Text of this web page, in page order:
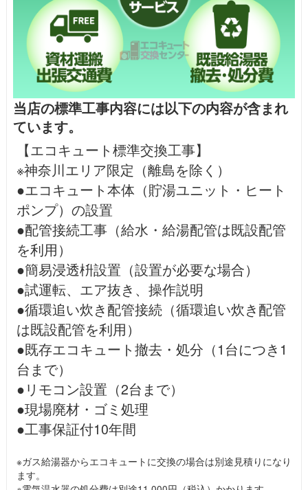
当店の標準工事内容には以下の内容が含まれ
ています。
【エコキュート標準交換工事】
※神奈川エリア限定（離島を除く）
●エコキュート本体（貯湯ユニット・ヒート
ポンプ）の設置
●配管接続工事（給水・給湯配管は既設配管
を利用）
●簡易浸透枡設置（設置が必要な場合）
●試運転、エア抜き、操作説明
●循環追い炊き配管接続（循環追い炊き配管
は既設配管を利用）
●既存エコキュート撤去・処分（1台につき1
台まで）
●リモコン設置（2台まで）
●現場廃材・ゴミ処理
●工事保証付10年間
※ガス給湯器からエコキュートに交換の場合は別途見積りになり
ます。